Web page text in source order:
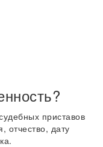
приставов
дату